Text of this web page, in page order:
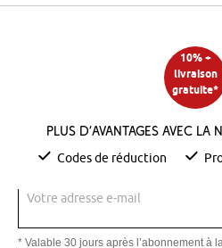
10% +
livraison
gratuite*
Plus d’avantages avec
Codes de réduction
Votre adresse e-mail
* Valable 30 jours après l’abonnement à